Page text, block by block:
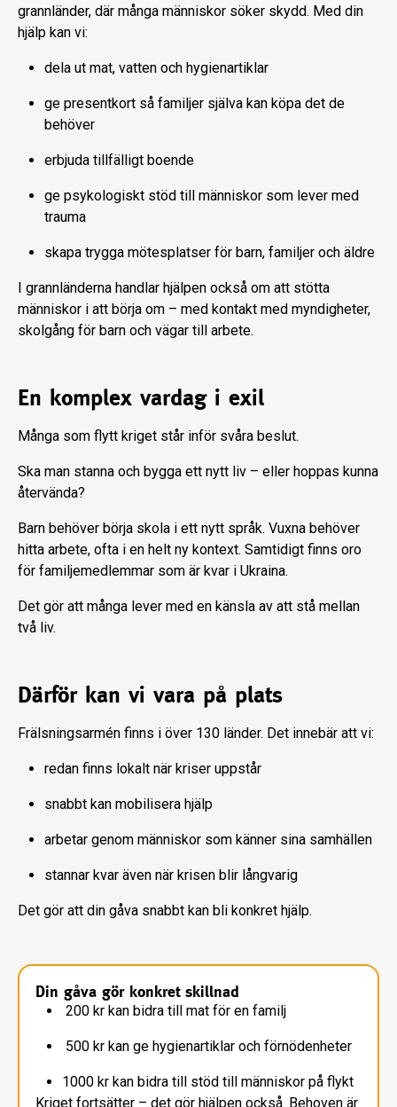
grannländer, där många människor söker skydd. Med din
hjälp kan vi:
dela ut mat, vatten och hygienartiklar
ge presentkort så familjer själva kan köpa det de
behöver
erbjuda tillfälligt boende
ge psykologiskt stöd till människor som lever med
trauma
skapa trygga mötesplatser för barn, familjer och äldre
I grannländerna handlar hjälpen också om att stötta
människor i att börja om – med kontakt med myndigheter,
skolgång för barn och vägar till arbete.
En komplex vardag i exil
Många som flytt kriget står inför svåra beslut.
Ska man stanna och bygga ett nytt liv – eller hoppas kunna
återvända?
Barn behöver börja skola i ett nytt språk. Vuxna behöver
hitta arbete, ofta i en helt ny kontext. Samtidigt finns oro
för familjemedlemmar som är kvar i Ukraina.
Det gör att många lever med en känsla av att stå mellan
två liv.
Därför kan vi vara på plats
Frälsningsarmén finns i över 130 länder. Det innebär att vi:
redan finns lokalt när kriser uppstår
snabbt kan mobilisera hjälp
arbetar genom människor som känner sina samhällen
stannar kvar även när krisen blir långvarig
Det gör att din gåva snabbt kan bli konkret hjälp.
Din gåva gör konkret skillnad
200 kr kan bidra till mat för en familj
500 kr kan ge hygienartiklar och förnödenheter
1000 kr kan bidra till stöd till människor på flykt
Kriget fortsätter – det gör hjälpen också. Behoven är